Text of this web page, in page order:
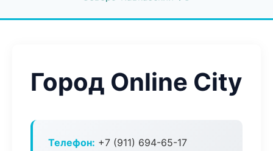
Город Online City
Телефон: +7 (911) 694-65-17